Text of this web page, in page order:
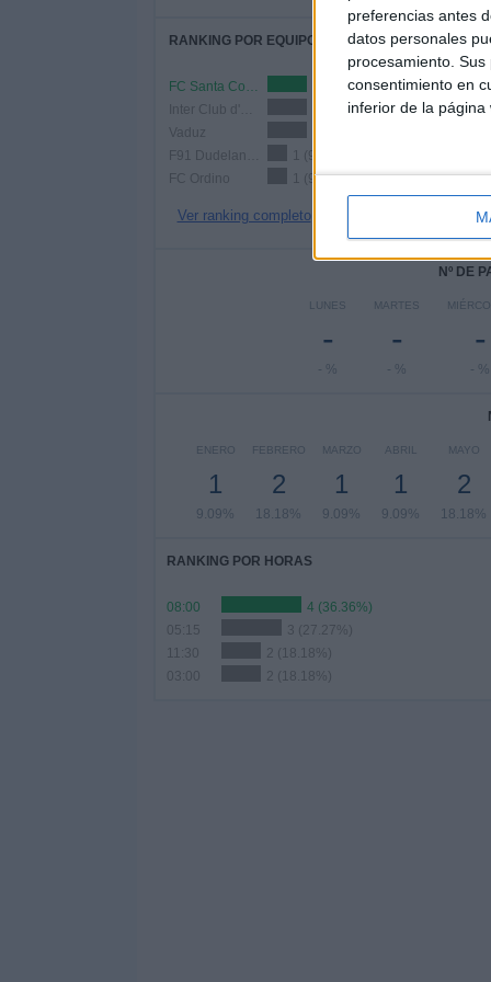
preferencias antes
datos personales
procesamiento.
consentimiento en
inferior de la página
RANKING POR EQUIPOS
FC Santa Coloma
2 (18.18%)
2 (18.18%)
Vaduz
1 (9.09%)
FC Ordino
1 (9.09%)
Ver ranking completo
Nº DE
LUNES
-
- %
MARTES
-
- %
-
- %
ENERO
1
9.09%
FEBRERO
2
18.18%
MARZO
1
9.09%
ABRIL
1
9.09%
MAYO
2
18.18%
RANKING POR HORAS
08:00
4 (36.36%)
05:15
3 (27.27%)
11:30
2 (18.18%)
03:00
2 (18.18%)